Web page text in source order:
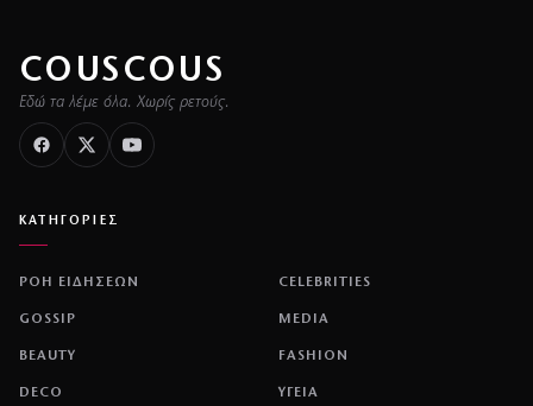
COUSCOUS
Εδώ τα λέμε όλα. Χωρίς ρετούς.
ΚΑΤΗΓΟΡΙΕΣ
ΡΟΗ ΕΙΔΗΣΕΩΝ CELEBRITIES
GOSSIP MEDIA
BEAUTY FASHION
DECO ΥΓΕΙΑ